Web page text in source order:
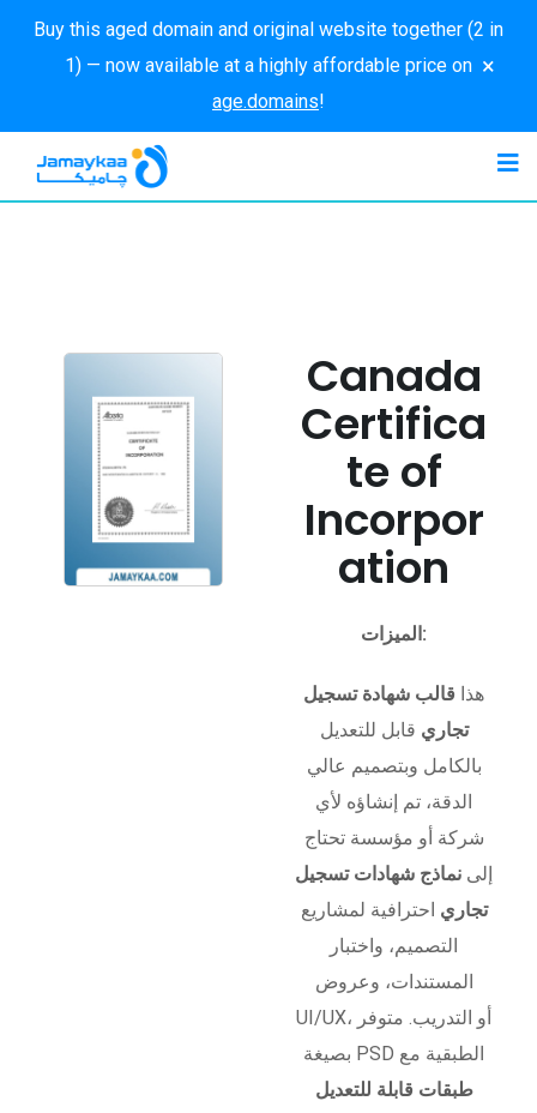
Buy this aged domain and original website together (2 in
1) — now available at a highly affordable price on
age.domains!
×
Canada
Certifica
te of
Incorpor
ation
الميزات:
هذا قالب شهادة تسجيل
تجاري قابل للتعديل
بالكامل وبتصميم عالي
الدقة، تم إنشاؤه لأي
شركة أو مؤسسة تحتاج
إلى نماذج شهادات تسجيل
تجاري احترافية لمشاريع
التصميم، واختبار
المستندات، وعروض
UI/UX، أو التدريب. متوفر
بصيغة PSD الطبقية مع
طبقات قابلة للتعديل